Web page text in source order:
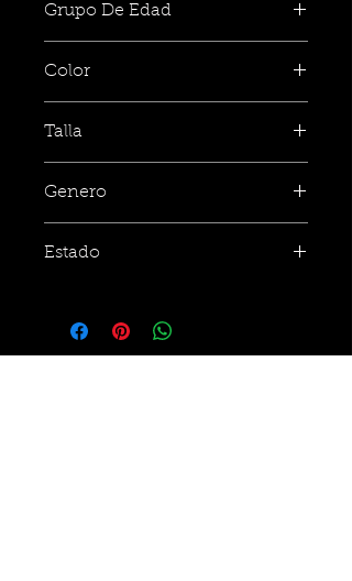
Grupo De Edad
Color
Talla
Genero
Estado